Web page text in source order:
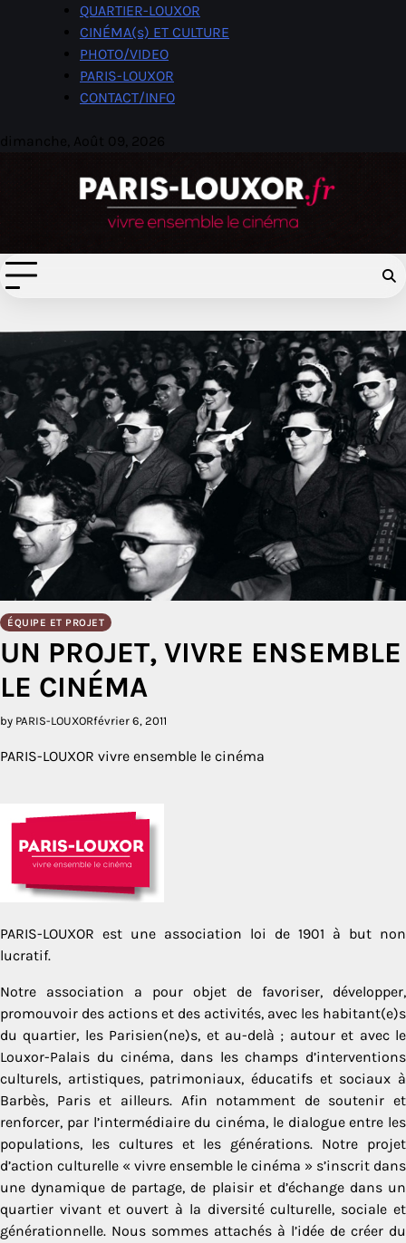
QUARTIER-LOUXOR
CINÉMA(s) ET CULTURE
PHOTO/VIDEO
PARIS-LOUXOR
CONTACT/INFO
dimanche, Août 09, 2026
ÉQUIPE ET PROJET
UN PROJET, VIVRE ENSEMBLE
LE CINÉMA
by PARIS-LOUXORfévrier 6, 2011
PARIS-LOUXOR vivre ensemble le cinéma
PARIS-LOUXOR est une association loi de 1901 à but non
lucratif.
Notre association a pour objet de favoriser, développer,
promouvoir des actions et des activités, avec les habitant(e)s
du quartier, les Parisien(ne)s, et au-delà ; autour et avec le
Louxor-Palais du cinéma, dans les champs d’interventions
culturels, artistiques, patrimoniaux, éducatifs et sociaux à
Barbès, Paris et ailleurs. Afin notamment de soutenir et
renforcer, par l’intermédiaire du cinéma, le dialogue entre les
populations, les cultures et les générations. Notre projet
d’action culturelle « vivre ensemble le cinéma » s’inscrit dans
une dynamique de partage, de plaisir et d’échange dans un
quartier vivant et ouvert à la diversité culturelle, sociale et
générationnelle. Nous sommes attachés à l’idée de créer du